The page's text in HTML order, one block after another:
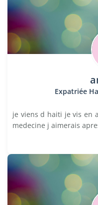
Expatriée
je viens d haiti je vis en
medecine j aimerais